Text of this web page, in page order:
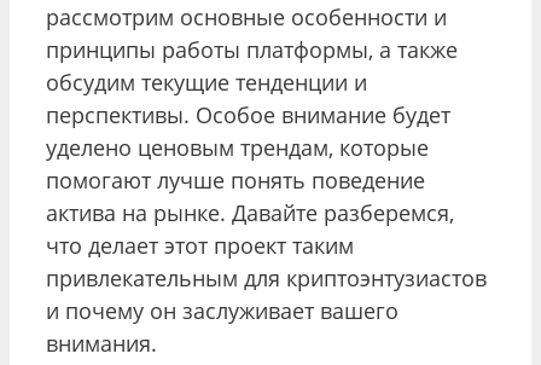
рассмотрим основные особенности и
принципы работы платформы, а также
обсудим текущие тенденции и
перспективы. Особое внимание будет
уделено ценовым трендам, которые
помогают лучше понять поведение
актива на рынке. Давайте разберемся,
что делает этот проект таким
привлекательным для криптоэнтузиастов
и почему он заслуживает вашего
внимания.